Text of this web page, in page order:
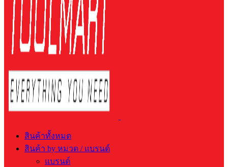
สินค้าทั้งหมด
สินค้า by หมวด / แบรนด์
แบรนด์